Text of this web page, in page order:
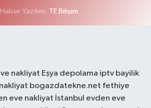
Haber Yazılımı: TE Bilişim
nakliyat Eşya depolama iptv bayilik
bogazdatekne.net fethiye
eve nakliyat İstanbul evden eve